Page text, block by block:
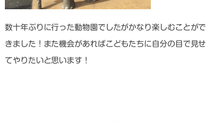
数十年ぶりに行った動物園でしたがかなり楽しむことがで
きました！また機会があればこどもたちに自分の目で見せ
てやりたいと思います！